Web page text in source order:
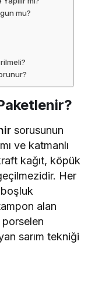
mu?
sorusunun
ve katmanlı
kağıt, köpük
Her
alan
porselen
sarım tekniği